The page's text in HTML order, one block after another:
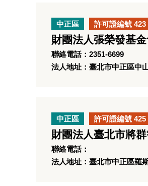
中正區 許可證編號 423
財團法人張榮發基
聯絡電話：2351-6699
法人地址：臺北市中正區中
中正區 許可證編號 425
財團法人臺北市將
聯絡電話：
法人地址：臺北市中正區羅